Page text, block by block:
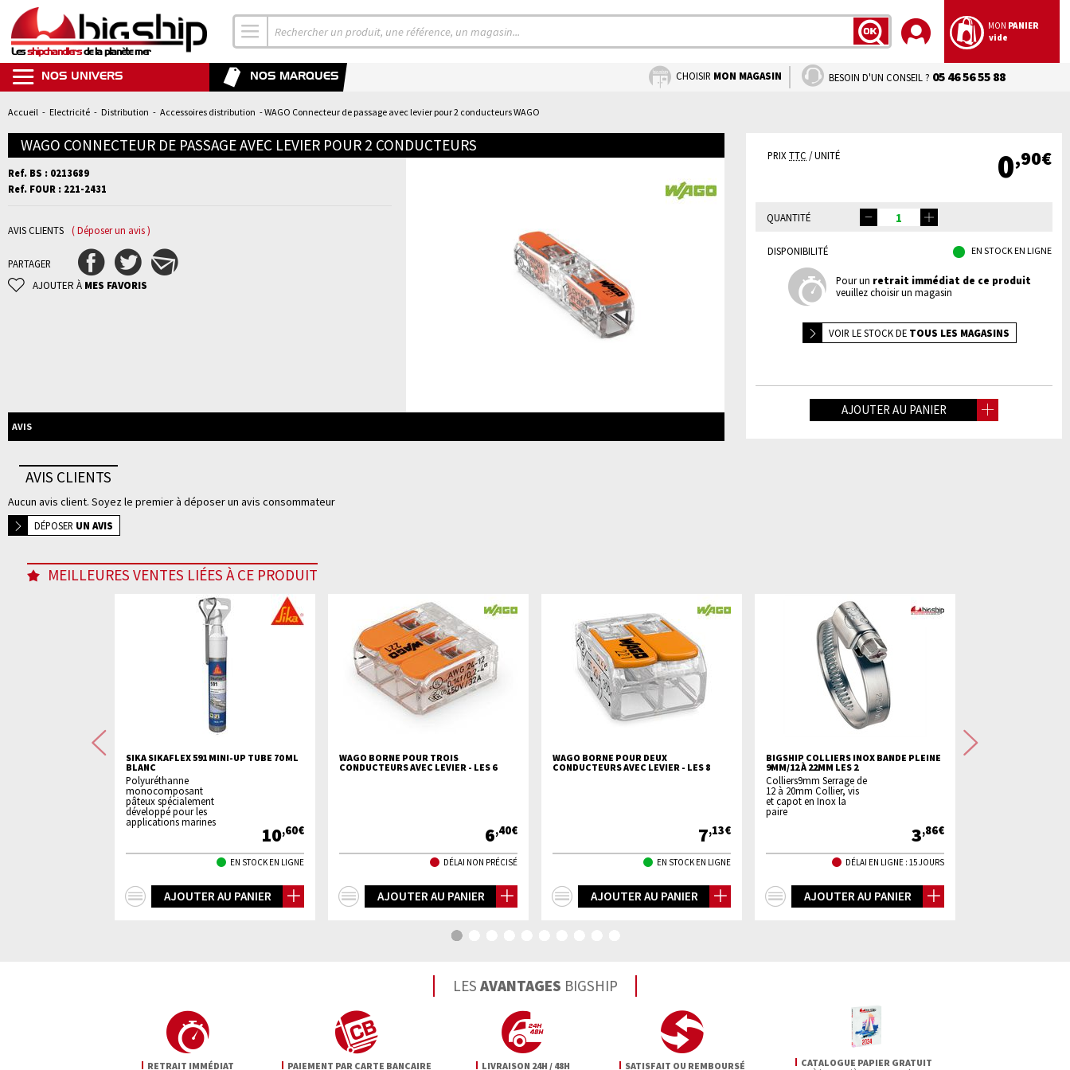
Lesshipchandlersde la planète mer
LANCER
MON PANIER
vide
NOS UNIVERS NOS MARQUES CHOISIR MON MAGASIN BESOIN D'UN CONSEIL ? 05 46 56 55 88
Accueil - Electricité - Distribution - Accessoires distribution - WAGO Connecteur de passage avec levier pour 2 conducteurs WAGO
WAGO CONNECTEUR DE PASSAGE AVEC LEVIER POUR 2 CONDUCTEURS
PRIXTTC / UNITÉ 0,90€
QUANTITÉ
DISPONIBILITÉ EN STOCK EN LIGNE
Pour un retrait immédiat de ce produit
veuillez choisir un magasin
VOIR LESTOCK DE TOUS LES MAGASINS
AJOUTER AU PANIER
Ref. BS : 0213689
Ref. FOUR : 221-2431
AVIS CLIENTS ( Déposer un avis )
PARTAGER
AJOUTER À MES FAVORIS
AVIS
AVIS CLIENTS
Aucun avis client. Soyez le premier à déposer un avis consommateur
DÉPOSER UN AVIS
MEILLEURES VENTES LIÉES À CE PRODUIT
Précédente
SIKA SIKAFLEX 591 MINI-UP TUBE 70 ML
BLANC
Polyuréthanne
monocomposant
pâteux spécialement
développé pour les
applications marines
10,60€
EN STOCK EN LIGNE
AJOUTER AU PANIER
WAGO BORNE POUR TROIS
CONDUCTEURS AVEC LEVIER - LES 6
6,40€
DÉLAI NON PRÉCISÉ
AJOUTER AU PANIER
WAGO BORNE POUR DEUX
CONDUCTEURS AVEC LEVIER - LES 8
7,13€
EN STOCK EN LIGNE
AJOUTER AU PANIER
BIGSHIP COLLIERS INOX BANDE PLEINE
9MM/12 À 22MM LES 2
Colliers9mm Serrage de
12 à 20mm Collier, vis
et capot en Inox la
paire
3,86€
DÉLAI EN LIGNE : 15 JOURS
AJOUTER AU PANIER
LES AVANTAGES BIGSHIP
RETRAIT IMMÉDIAT
PAIEMENT PAR CARTE BANCAIRE
LIVRAISON 24H / 48H
SATISFAIT OU REMBOURSÉ
CATALOGUE PAPIER GRATUIT